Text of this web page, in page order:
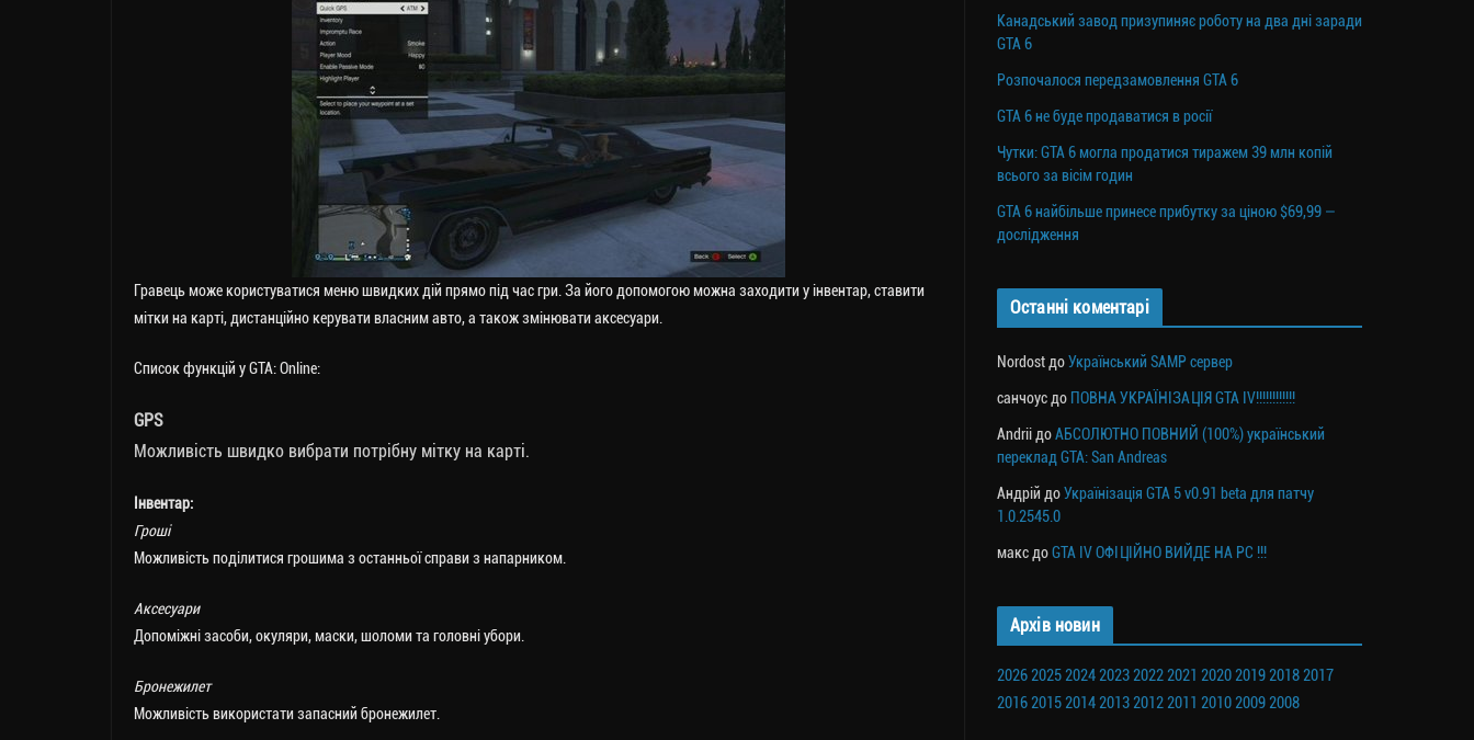
Гравець може користуватися меню швидких дій прямо під час гри. За його допомогою можна заходити у інвентар, ставити
мітки на карті, дистанційно керувати власним авто, а також змінювати аксесуари.
Список функцій у GTA: Online:
GPS
Можливість швидко вибрати потрібну мітку на карті.
Інвентар:
Гроші
Можливість поділитися грошима з останньої справи з напарником.
Аксесуари
Допоміжні засоби, окуляри, маски, шоломи та головні убори.
Бронежилет
Можливість використати запасний бронежилет.
Канадський завод призупиняє роботу на два дні заради
GTA 6
Розпочалося передзамовлення GTA 6
GTA 6 не буде продаватися в росії
Чутки: GTA 6 могла продатися тиражем 39 млн копій
всього за вісім годин
GTA 6 найбільше принесе прибутку за ціною $69,99 —
дослідження
Останні коментарі
Nordost доУкраїнський SAMP сервер
санчоус до ПОВНА УКРАЇНІЗАЦІЯ GTA IV!!!!!!!!!!!!
Andrii доАБСОЛЮТНО ПОВНИЙ (100%) український
переклад GTA: San Andreas
Андрій доУкраїнізація GTA 5 v0.91 beta для патчу
1.0.2545.0
макс доGTA IV ОФІЦІЙНО ВИЙДЕ НА PC !!!
Архів новин
202620252024202320222021 2020201920182017
201620152014201320122011 201020092008